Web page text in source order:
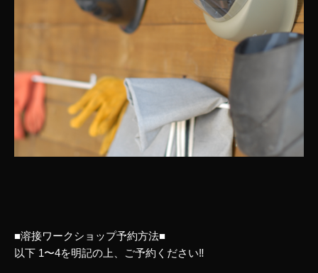
■溶接ワークショップ予約方法■
以下 1〜4を明記の上、ご予約ください‼